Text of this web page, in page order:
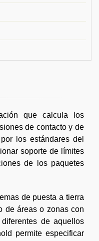
que calcula los
de contacto y de
los estándares del
soporte de límites
de los paquetes
de puesta a tierra
de áreas o zonas con
de aquellos
permite especificar